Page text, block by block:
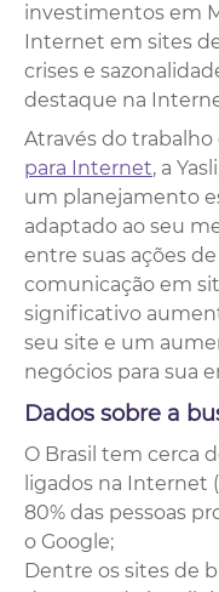
investimentos em
Internet em sites
crises e
destaque na
Através do trabalho
para Internet, a
um planejamento
adaptado ao seu
entre suas ações
comunicação em
significativo
seu site e um
negócios para sua
Dados sobre a
O Brasil tem cerca
ligados na Internet
80% das pessoas
o Google;
Dentre os sites de